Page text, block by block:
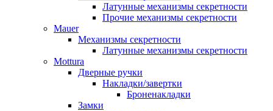
Латунные механизмы секретности
Прочие механизмы секретности
Mauer
Механизмы секретности
Латунные механизмы секретности
Mottura
Дверные ручки
Накладки/завертки
Броненакладки
Замки